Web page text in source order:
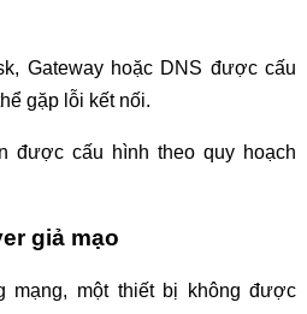
Gateway hoặc DNS được cấu
gặp lỗi kết nối.
được cấu hình theo quy hoạch
giả mạo
mạng, một thiết bị không được